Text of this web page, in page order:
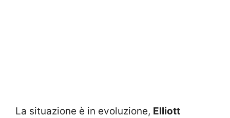
La situazione è in evoluzione, Elliott